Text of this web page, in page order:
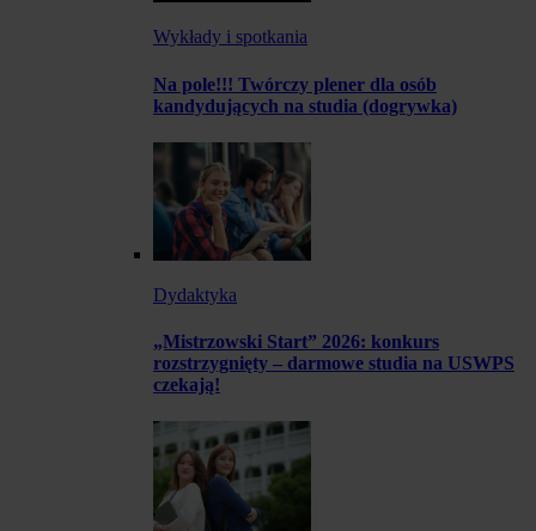
Wykłady i spotkania
Na pole!!! Twórczy plener dla osób
kandydujących na studia (dogrywka)
Dydaktyka
„Mistrzowski Start” 2026: konkurs
rozstrzygnięty – darmowe studia na USWPS
czekają!